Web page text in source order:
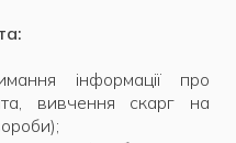
інформації про
вивчення скарг на